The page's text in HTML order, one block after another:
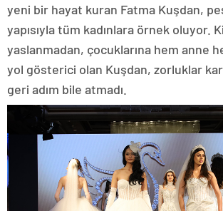
yeni bir hayat kuran Fatma Kuşdan,
yapısıyla tüm kadınlara örnek oluyor.
yaslanmadan, çocuklarına hem anne
yol gösterici olan Kuşdan, zorluklar
geri adım bile atmadı.